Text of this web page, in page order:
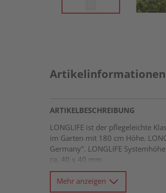
Artikelinformationen
ARTIKELBESCHREIBUNG
LONGLIFE ist der pflegeleichte
im Garten mit 180 cm Höhe.
Germany". LONGLIFE
ca. 40 x 40 mm
Mehr anzeigen